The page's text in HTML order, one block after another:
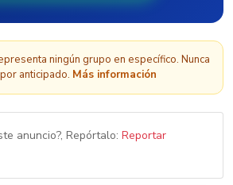
ningún grupo en específico. Nunca
anticipado. Más información
anuncio?, Repórtalo: Reportar